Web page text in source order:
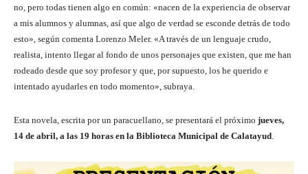
no, pero todas tienen algo en común: «nacen de la experiencia de observar
a mis alumnos y alumnas, así que algo de verdad se esconde detrás de todo
esto», según comenta Lorenzo Meler. «A través de un lenguaje crudo,
realista, intento llegar al fondo de unos personajes que existen, que me han
rodeado desde que soy profesor y que, por supuesto, los he querido e
intentado ayudarles en todo momento», subraya.
Esta novela, escrita por un paracuellano, se presentará el próximo jueves,
14 de abril, a las 19 horas en la Biblioteca Municipal de Calatayud.